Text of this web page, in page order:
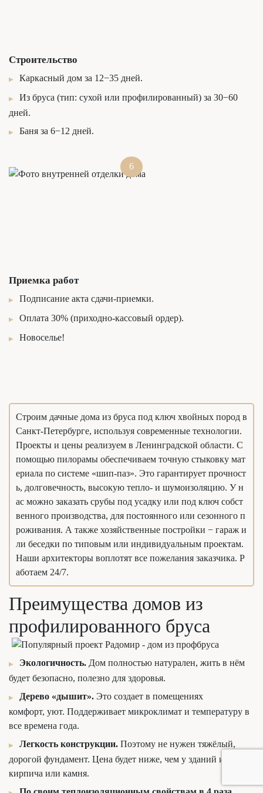
Строительство
Каркасный дом за 12−35 дней.
Из бруса (тип: сухой или профилированный) за 30−60
дней.
Баня за 6−12 дней.
6
Приемка работ
Подписание акта сдачи-приемки.
Оплата 30% (приходно-кассовый ордер).
Новоселье!
Строим дачные дома из бруса под ключ хвойных пород в
Санкт-Петербурге, используя современные технологии.
Проекты и цены реализуем в Ленинградской области. С
помощью пилорамы обеспечиваем точную стыковку мат
ериала по системе «шип-паз». Это гарантирует прочност
ь, долговечность, высокую тепло- и шумоизоляцию. У н
ас можно заказать срубы под усадку или под ключ собст
венного производства, для постоянного или сезонного п
роживания. А также хозяйственные постройки − гараж и
ли беседки по типовым или индивидуальным проектам.
Наши архитекторы воплотят все пожелания заказчика. Р
аботаем 24/7.
Преимущества домов из
профилированного бруса
Экологичность. Дом полностью натурален, жить в нём
будет безопасно, полезно для здоровья.
Дерево «дышит». Это создает в помещениях
комфорт, уют. Поддерживает микроклимат и температуру в
все времена года.
Легкость конструкции. Поэтому не нужен тяжёлый,
дорогой фундамент. Цена будет ниже, чем у зданий из
кирпича или камня.